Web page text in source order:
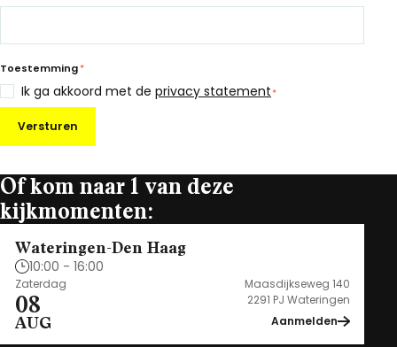
Toestemming*
Ik ga akkoord met de privacy statement*
Versturen
Of kom naar 1 van deze
kijkmomenten:
Wateringen-Den Haag
10:00 - 16:00
Zaterdag
08
AUG
Maasdijkseweg 140
2291 PJ Wateringen
Aanmelden